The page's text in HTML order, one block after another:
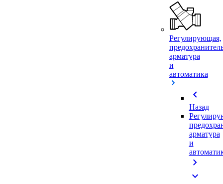
Регулирующая,
арматура
и
автоматика
chevron_left
Назад
арматура
и
chevron_right
expand_more